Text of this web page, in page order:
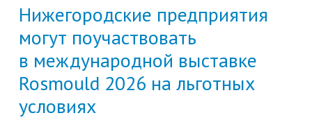
Нижегородские предприятия
могут поучаствовать
в международной выставке
Rosmould 2026 на льготных
условиях